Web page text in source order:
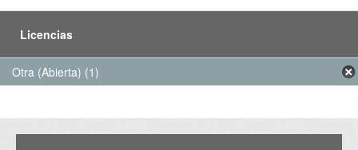
Licencias
Otra (Abierta) (1)